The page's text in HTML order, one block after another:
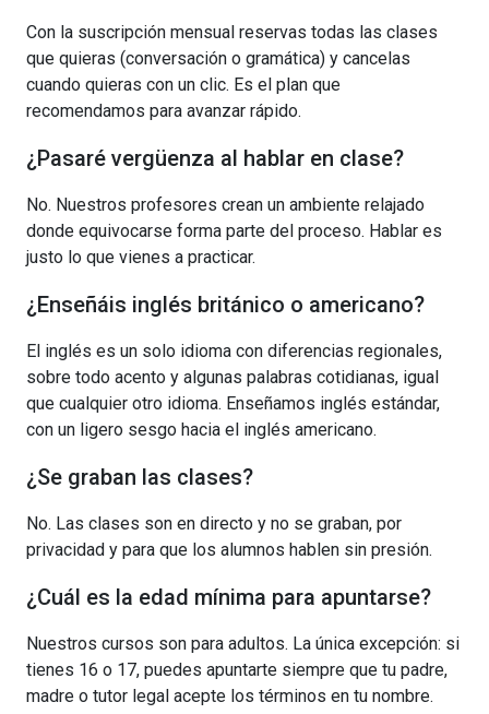
Con la suscripción mensual reservas todas las clases
que quieras (conversación o gramática) y cancelas
cuando quieras con un clic. Es el plan que
recomendamos para avanzar rápido.
¿Pasaré vergüenza al hablar en clase?
No. Nuestros profesores crean un ambiente relajado
donde equivocarse forma parte del proceso. Hablar es
justo lo que vienes a practicar.
¿Enseñáis inglés británico o americano?
El inglés es un solo idioma con diferencias regionales,
sobre todo acento y algunas palabras cotidianas, igual
que cualquier otro idioma. Enseñamos inglés estándar,
con un ligero sesgo hacia el inglés americano.
¿Se graban las clases?
No. Las clases son en directo y no se graban, por
privacidad y para que los alumnos hablen sin presión.
¿Cuál es la edad mínima para apuntarse?
Nuestros cursos son para adultos. La única excepción: si
tienes 16 o 17, puedes apuntarte siempre que tu padre,
madre o tutor legal acepte los términos en tu nombre.